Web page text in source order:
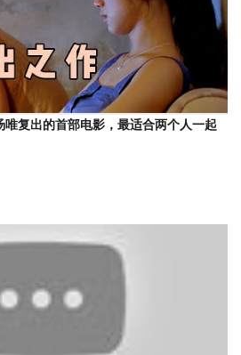
唯复出的首部电影，最适合两个人一起